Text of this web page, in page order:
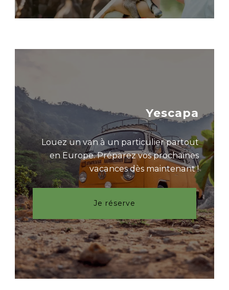
Yescapa
Louez un van à un particulier partout
en Europe. Préparez vos prochaines
vacances dès maintenant !
Je réserve